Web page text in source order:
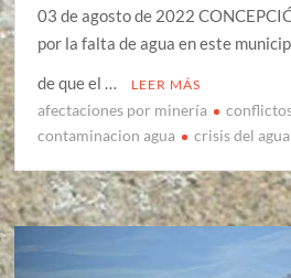
03 de agosto de 2022
por la falta de agua en este
de que el …
LEER MÁS
afectaciones por minería
contaminacion agua
crisis del agua